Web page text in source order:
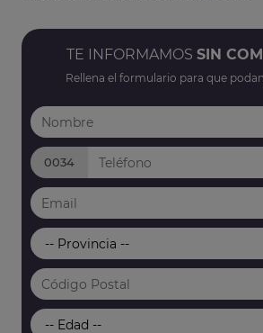
TE INFORMAMOS SIN
Rellena el formulario para que
0034